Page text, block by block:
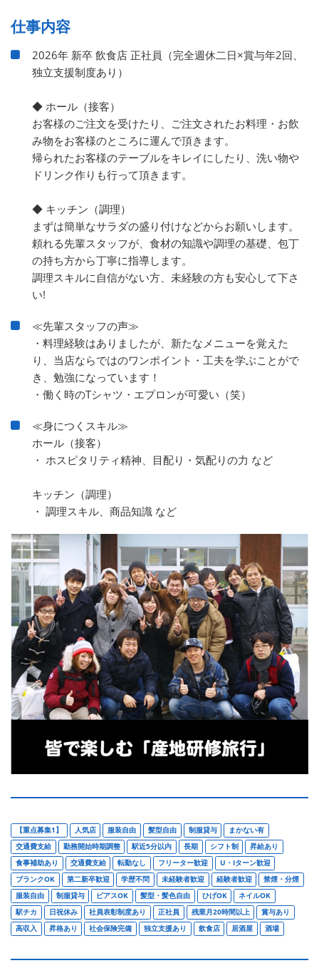
仕事内容
2026年 新卒 飲食店 正社員（完全週休二日×賞与年2回、
独立支援制度あり）
◆ ホール（接客）
お客様のご注文を受けたり、ご注文されたお料理・お飲
み物をお客様のところに運んで頂きます。
帰られたお客様のテーブルをキレイにしたり、洗い物や
ドリンク作りも行って頂きます。
◆ キッチン（調理）
まずは簡単なサラダの盛り付けなどからお願いします。
頼れる先輩スタッフが、食材の知識や調理の基礎、包丁
の持ち方から丁寧に指導します。
調理スキルに自信がない方、未経験の方も安心して下さ
い!
≪先輩スタッフの声≫
・料理経験はありましたが、新たなメニューを覚えた
り、当店ならではのワンポイント・工夫を学ぶことがで
き、勉強になっています！
・働く時のTシャツ・エプロンが可愛い（笑）
≪身につくスキル≫
ホール（接客）
・ ホスピタリティ精神、目配り・気配りの力 など
キッチン（調理）
・ 調理スキル、商品知識 など
【重点募集1】 人気店 服装自由 髪型自由 制服貸与
まかない有
交通費支給
勤務開始時期調整 駅近5分以内 長期 シフト制
昇給あり
食事補助あり
交通費支給 転勤なし フリーター歓迎
U・Iターン歓迎
ブランクOK
第二新卒歓迎 学歴不問 未経験者歓迎 経験者歓迎
禁煙・分煙
服装自由
制服貸与 ピアスOK 髪型・髪色自由 ひげOK
ネイルOK
駅チカ
日祝休み 社員表彰制度あり 正社員 残業月20時間以上
賞与あり
高収入
昇格あり 社会保険完備 独立支援あり 飲食店 居酒屋 酒場